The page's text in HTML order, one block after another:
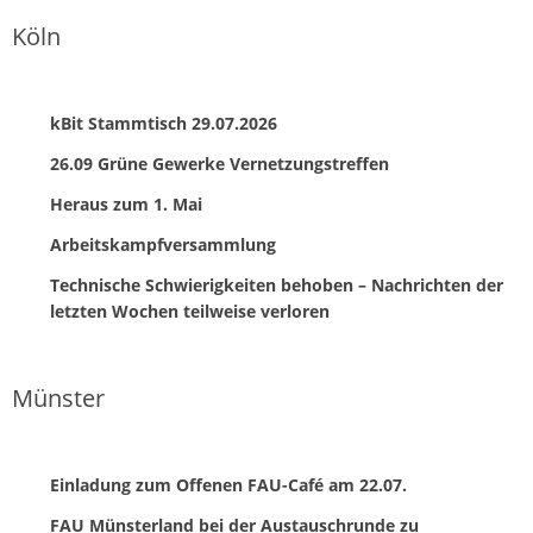
Köln
kBit Stammtisch 29.07.2026
26.09 Grüne Gewerke Vernetzungstreffen
Heraus zum 1. Mai
Arbeitskampfversammlung
Technische Schwierigkeiten behoben – Nachrichten der
letzten Wochen teilweise verloren
Münster
Einladung zum Offenen FAU-Café am 22.07.
FAU Münsterland bei der Austauschrunde zu